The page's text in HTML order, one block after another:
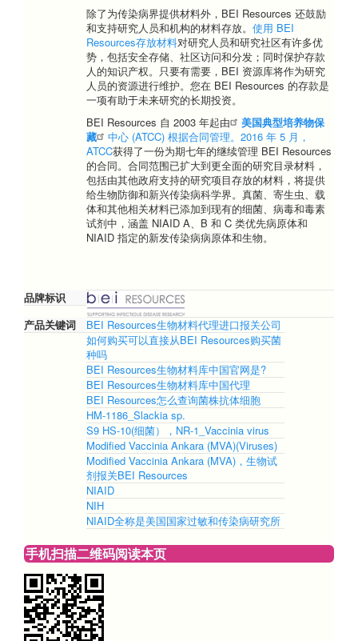
除了为传染病界提供材料外，BEI Resources 还鼓励
和支持研究人员和机构的材料存放。 使用 BEI
Resources存放材料对研究人员和研究社区有许多优
势，包括安全存储、社区访问和分发；同时保护存款
人的知识产权。只要有需要，BEI 资源库将作为研究
人员的资源进行维护。您在 BEI Resources 的存款是
一项有助于未来研究的长期投资。
BEI Resources 自 2003 年起由
美国典型培养物保
藏
中心 (ATCC) 根据合同管理。2016 年 5 月，
ATCC获得了一份为期七年的继续管理 BEI Resources
的合同。合同范围已扩大到更全面的研究目录材料，
包括由其他政府支持的研究项目存放的材料，将提供
给生物防御和新兴传染病科学界。真菌、寄生虫、载
体和其他相关材料已添加到现有的细菌、病毒和毒素
试剂中，涵盖 NIAID A、B 和 C 类优先病原体和
NIAID 指定的新发传染病病原体和生物。
品牌标识
产品关键词
BEI Resources生物材料代理进口报关公司
如何购买可以直接从BEI Resources购买菌
种吗
BEI Resources生物材料库中国官网是?
BEI Resources生物材料库中国代理
BEI Resources怎么查询菌株抗体细胞
HM-1186_Slackia sp.
S9 HS-10(细菌），NR-1_Vaccinia virus
Modified Vaccinia Ankara (MVA)(Viruses)
Modified Vaccinia Ankara (MVA)，生物试
剂报关BEI Resources
NIAID
NIH
NIAID全称是美国国家过敏和传染病研究所
手机扫描二维码阅读本页